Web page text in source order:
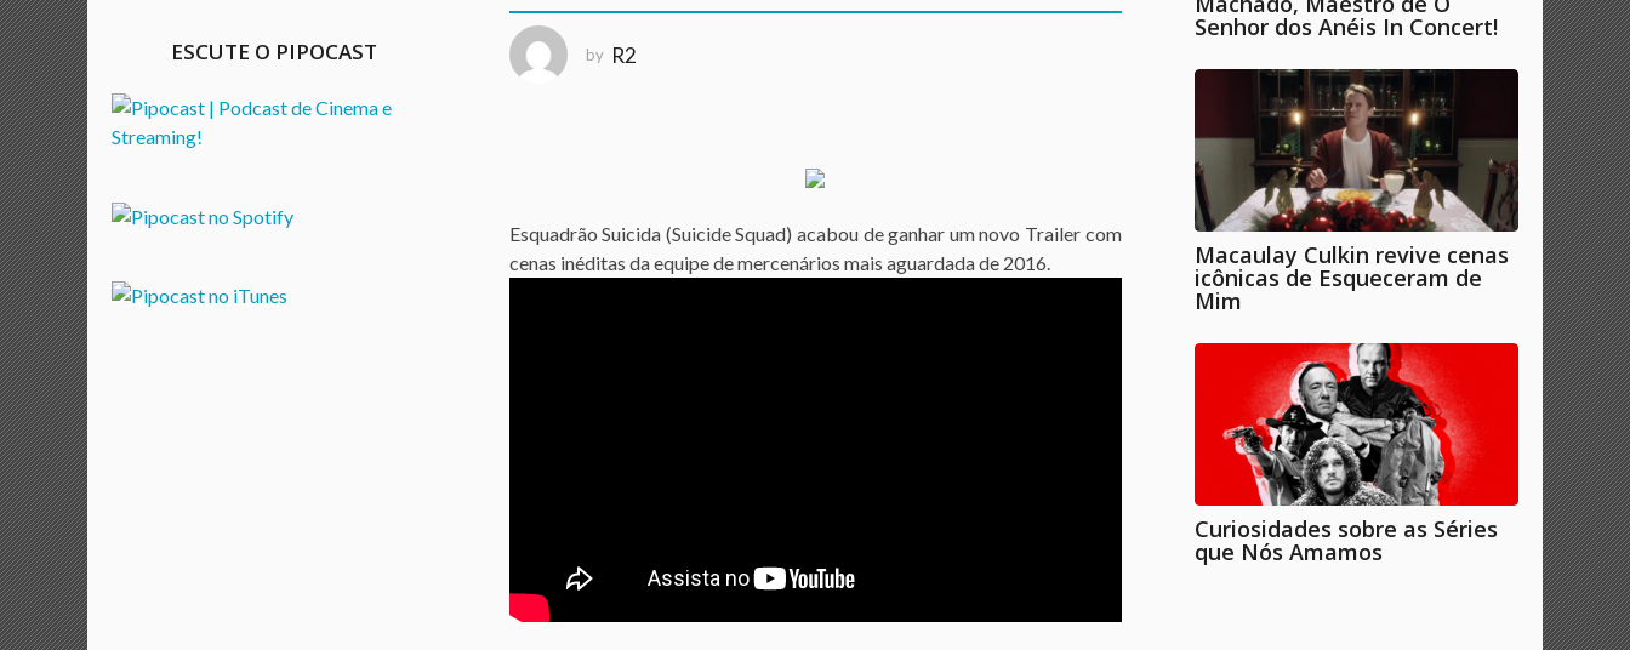
3
a
n
o
by R2
Esquadrão Suicida (Suicide Squad) acabou de ganhar um novo Trailer com
cenas inéditas da equipe de mercenários mais aguardada de 2016.
ESCUTE O PIPOCAST
Senhor dos Anéis In Concert!
Macaulay Culkin revive cenas
icônicas de Esqueceram de
Mim
Curiosidades sobre as Séries
que Nós Amamos